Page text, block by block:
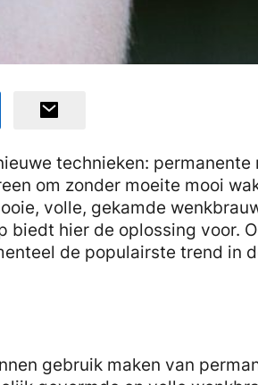
technieken: permanente
om zonder moeite mooi
volle, gekamde
biedt hier de oplossing voor.
de populairste trend in
gebruik maken van